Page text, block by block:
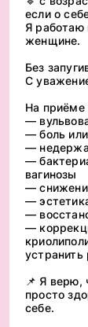
если о
Я работаю
женщине.
Без
С
На
—
— боль
—
—
вагинозы
—
—
—
—
📌 Я верю,
просто
себе.